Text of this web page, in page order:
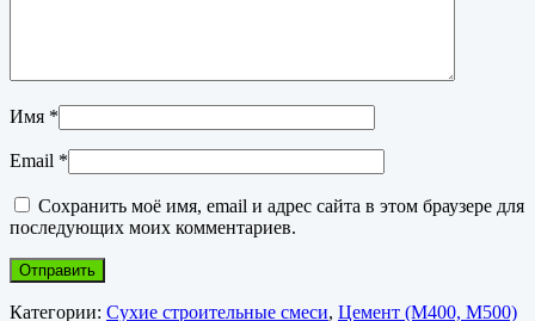
Имя *
Email *
Сохранить моё имя, email и адрес сайта в этом браузере для
последующих моих комментариев.
Категории: Сухие строительные смеси, Цемент (М400, М500)